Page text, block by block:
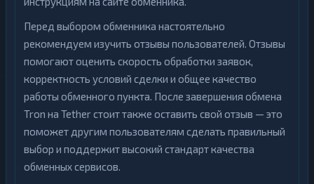
Перед выбором обменника настоятельно
рекомендуем изучить отзывы пользователей. Отзывы
помогают оценить скорость обработки заявок,
корректность условий сделки и общее качество
работы обменного пункта. После завершения обмена
Tron на Tether стоит также оставить свой отзыв — это
поможет другим пользователям сделать правильный
выбор и поддержит высокий стандарт качества
обменных сервисов.